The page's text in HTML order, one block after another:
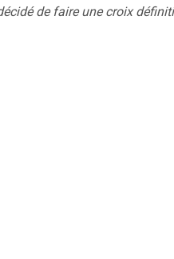
de faire une croix